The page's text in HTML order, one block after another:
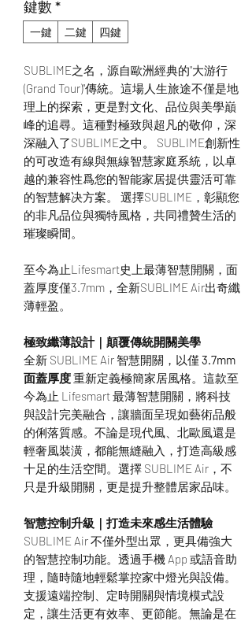
鍵數 *
一鍵 二鍵 四鍵
SUBLIME之名，源自歐洲經典的"大游行
(Grand Tour)"傳統。這場人生旅途不僅是地
理上的探索，更是對文化、品位與美學巔
峰的追尋。這種對極致與超凡的敬仰，深
深融入了SUBLIME之中。 SUBLIME創新性
的可改造有線與無線智慧家庭系統，以卓
越的兼容性爲您的智能家居提供靈活可靠
的智慧解决方案。 選擇SUBLIME，彰顯您
的非凡品位與獨特風格，共同禮贊生活的
璀璨瞬間。
至今為止Lifesmart史上最薄智慧開關，面
蓋厚度僅3.7mm，全新SUBLIME Air出奇纖
薄輕盈。
極致纖薄設計｜顛覆傳統開關美學
全新 SUBLIME Air 智慧開關，以僅 3.7mm
面蓋厚度重新定義極簡家居風格。這款至
今為止 Lifesmart 最薄智慧開關，將科技
與設計完美融合，讓牆面呈現如藝術品般
的俐落質感。不論是現代風、北歐風還是
輕奢風裝潢，都能無縫融入，打造高級感
十足的生活空間。選擇 SUBLIME Air，不
只是升級開關，更是提升整體居家品味。
智慧控制升級｜打造未來感生活體驗
SUBLIME Air 不僅外型出眾，更具備強大
的智慧控制功能。透過手機 App 或語音助
理，隨時隨地輕鬆掌控家中燈光與設備。
支援遠端控制、定時開關與情境模式設
定，讓生活更有效率、更節能。無論是在